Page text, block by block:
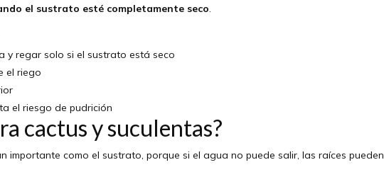
el sustrato esté completamente seco.
y regar solo si el sustrato está seco
el riego
el riesgo de pudrición
cactus y suculentas?
importante como el sustrato, porque si el agua no puede salir, las raíces pueden